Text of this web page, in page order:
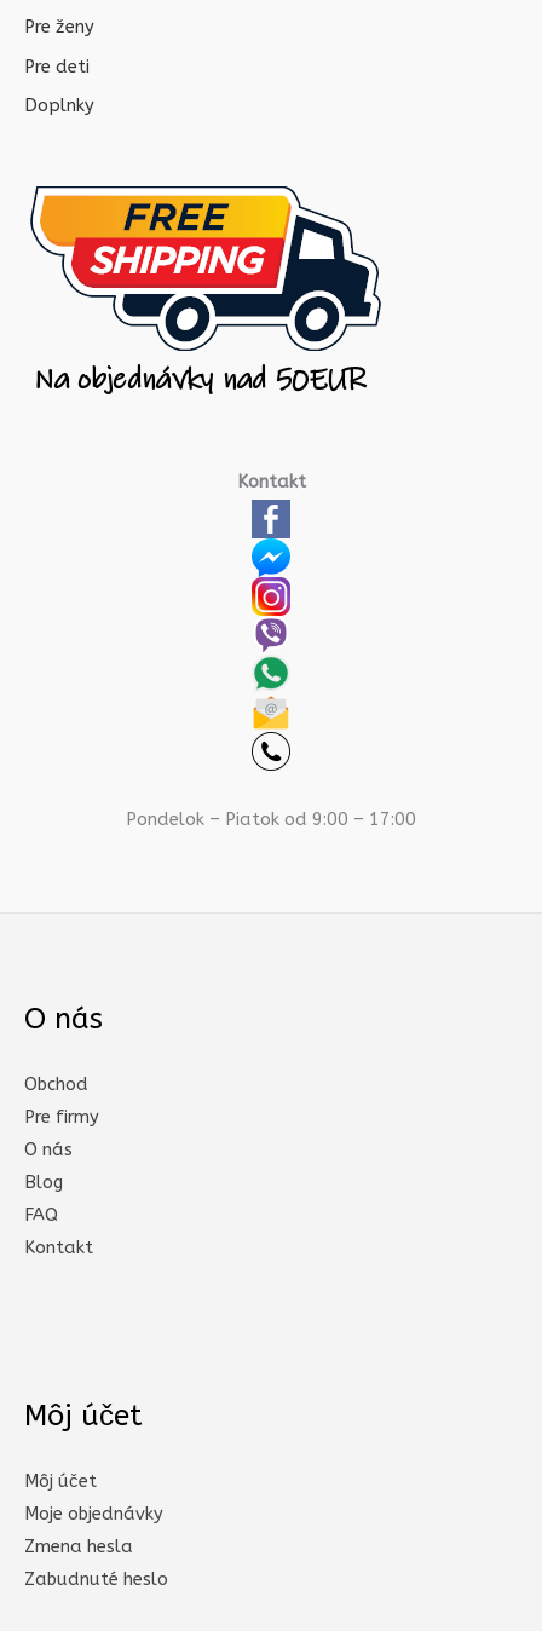
Pre ženy
Pre deti
Doplnky
Kontakt
Pondelok – Piatok od 9:00 – 17:00
O nás
Obchod
Pre firmy
O nás
Blog
FAQ
Kontakt
Môj účet
Môj účet
Moje objednávky
Zmena hesla
Zabudnuté heslo